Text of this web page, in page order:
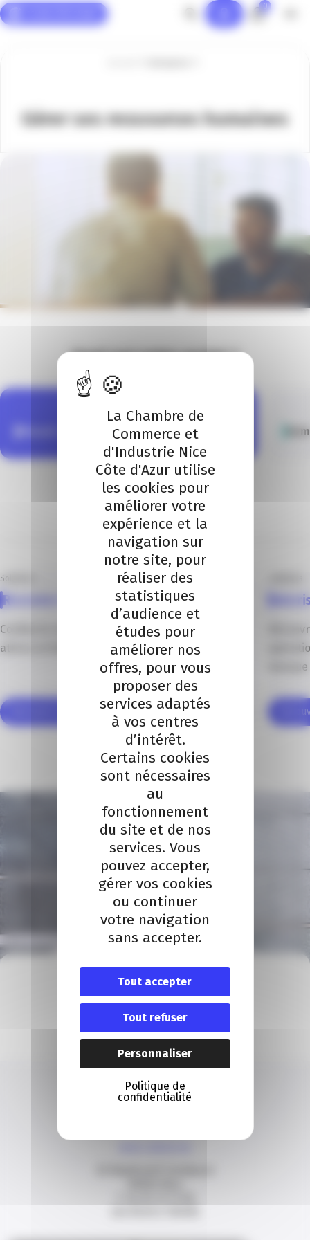
0
Gérer ses ressources humaines
Quel est votre projet ?
Réussir ses recrutements
1/3
3 solutions
Solutions
Recruter le bon profil
Confiez le recrutement de vos collaborateurs,
attirez et fidélisez les meilleurs profils.
Découvrir cette solution
1/3
Nous contacter
Contact
Panneau de gestion des cookies
La Chambre de
Commerce et
d'Industrie Nice
Côte d'Azur utilise
les cookies pour
améliorer votre
expérience et la
navigation sur
notre site, pour
réaliser des
statistiques
d’audience et
études pour
améliorer nos
offres, pour vous
proposer des
services adaptés
à vos centres
d’intérêt.
Certains cookies
sont nécessaires
au
fonctionnement
du site et de nos
services. Vous
pouvez accepter,
gérer vos cookies
ou continuer
votre navigation
sans accepter.
Tout accepter
Tout refuser
Personnaliser
Politique de
confidentialité